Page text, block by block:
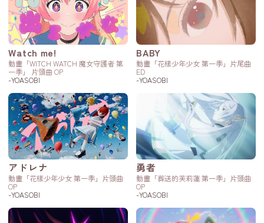
Watch me!
動畫「WITCH WATCH 魔女守護者 第
一季」 片頭曲 OP
-YOASOBI
BABY
動畫「花樣少年少女 第一季」片尾曲
ED
-YOASOBI
アドレナ
動畫「花樣少年少女 第一季」片頭曲
OP
-YOASOBI
勇者
動畫「葬送的芙莉蓮 第一季」片頭曲
OP
-YOASOBI